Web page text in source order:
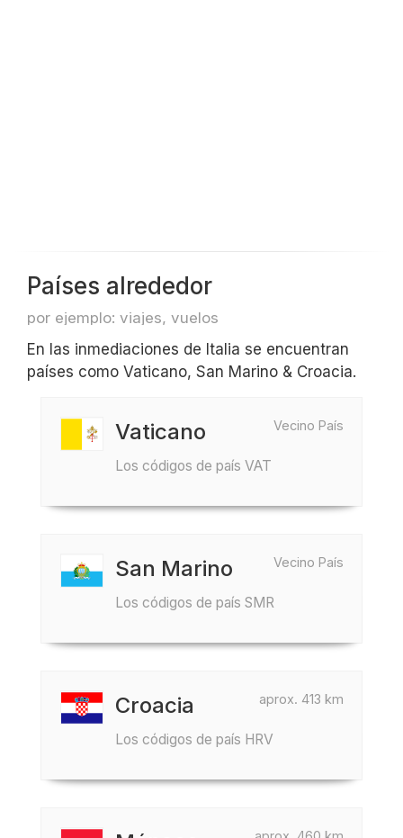
Países alrededor
por ejemplo: viajes, vuelos
En las inmediaciones de Italia se encuentran
países como Vaticano, San Marino & Croacia.
Vecino País
Vaticano
Los códigos de país VAT
Vecino País
San Marino
Los códigos de país SMR
aprox. 413 km
Croacia
Los códigos de país HRV